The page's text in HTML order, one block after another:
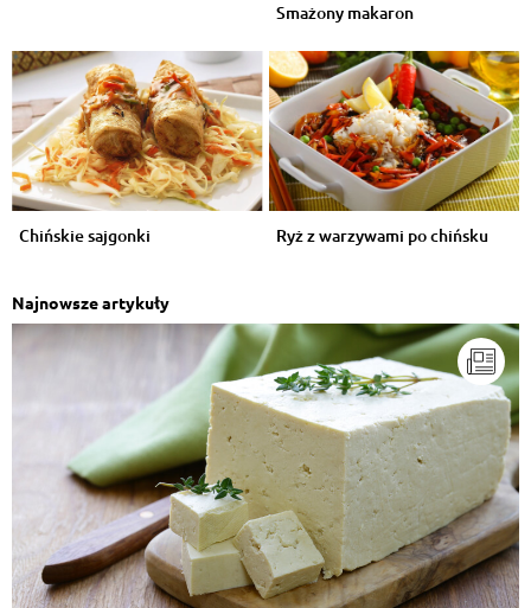
Smażony makaron
Chińskie sajgonki Ryż z warzywami po chińsku
Najnowsze artykuły